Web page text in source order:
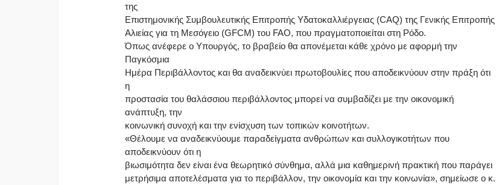
της
Επιστημονικής Συμβουλευτικής Επιτροπής Υδατοκαλλιέργειας (CAQ) της Γενικής Επιτροπής
Αλιείας για τη Μεσόγειο (GFCM) του FAO, που πραγματοποιείται στη Ρόδο.
Όπως ανέφερε ο Υπουργός, το βραβείο θα απονέμεται κάθε χρόνο με αφορμή την
Παγκόσμια
Ημέρα Περιβάλλοντος και θα αναδεικνύει πρωτοβουλίες που αποδεικνύουν στην πράξη ότι
η
προστασία του θαλάσσιου περιβάλλοντος μπορεί να συμβαδίζει με την οικονομική
ανάπτυξη, την
κοινωνική συνοχή και την ενίσχυση των τοπικών κοινοτήτων.
«Θέλουμε να αναδεικνύουμε παραδείγματα ανθρώπων και συλλογικοτήτων που
αποδεικνύουν ότι η
βιωσιμότητα δεν είναι ένα θεωρητικό σύνθημα, αλλά μια καθημερινή πρακτική που παράγει
μετρήσιμα αποτελέσματα για το περιβάλλον, την οικονομία και την κοινωνία», σημείωσε ο κ.